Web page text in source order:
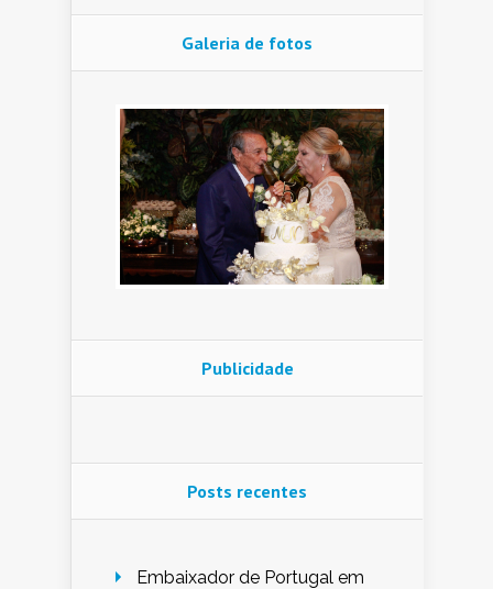
Galeria de fotos
Publicidade
Posts recentes
Embaixador de Portugal em